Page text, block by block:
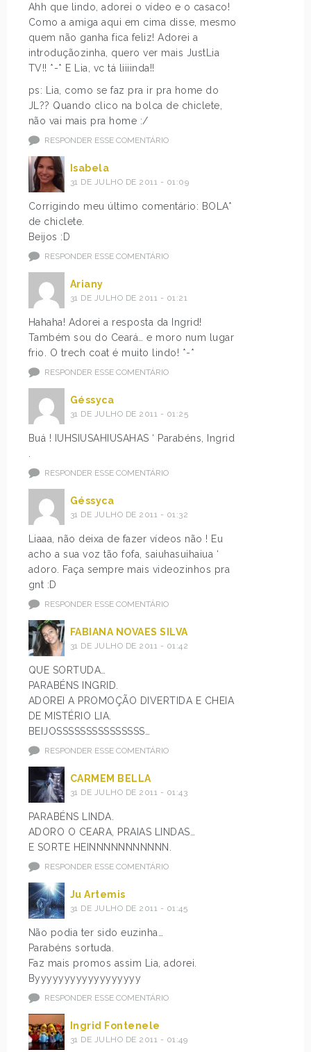
Ahh que lindo, adorei o vídeo e o casaco!
Como a amiga aqui em cima disse, mesmo
quem não ganha fica feliz! Adorei a
introduçãozinha, quero ver mais JustLia
TV!! *-* E Lia, vc tá liiiinda!!
ps: Lia, como se faz pra ir pra home do
JL?? Quando clico na bolca de chiclete,
não vai mais pra home :/
RESPONDER ESSE COMENTÁRIO
Isabela
31 DE JULHO DE 2011 - 01:09
Corrigindo meu último comentário: BOLA*
de chiclete.
Beijos :D
RESPONDER ESSE COMENTÁRIO
Ariany
31 DE JULHO DE 2011 - 01:21
Hahaha! Adorei a resposta da Ingrid!
Também sou do Ceará… e moro num lugar
frio. O trech coat é muito lindo! *-*
RESPONDER ESSE COMENTÁRIO
Géssyca
31 DE JULHO DE 2011 - 01:25
Buá ! IUHSIUSAHIUSAHAS ‘ Parabéns, Ingrid
RESPONDER ESSE COMENTÁRIO
Géssyca
31 DE JULHO DE 2011 - 01:32
Liaaa, não deixa de fazer vídeos não ! Eu
acho a sua voz tão fofa, saiuhasuihaiua ‘
adoro. Faça sempre mais videozinhos pra
gnt :D
RESPONDER ESSE COMENTÁRIO
FABIANA NOVAES SILVA
31 DE JULHO DE 2011 - 01:42
QUE SORTUDA…
PARABÉNS INGRID.
ADOREI A PROMOÇÃO DIVERTIDA E CHEIA
DE MISTÉRIO LIA.
BEIJOSSSSSSSSSSSSSSS…
RESPONDER ESSE COMENTÁRIO
CARMEM BELLA
31 DE JULHO DE 2011 - 01:43
PARABÉNS LINDA.
ADORO O CEARA, PRAIAS LINDAS…
E SORTE HEINNNNNNNNNNN.
RESPONDER ESSE COMENTÁRIO
Ju Artemis
31 DE JULHO DE 2011 - 01:45
Não podia ter sido euzinha…
Parabéns sortuda.
Faz mais promos assim Lia, adorei.
Byyyyyyyyyyyyyyyyyy
RESPONDER ESSE COMENTÁRIO
Ingrid Fontenele
31 DE JULHO DE 2011 - 01:49